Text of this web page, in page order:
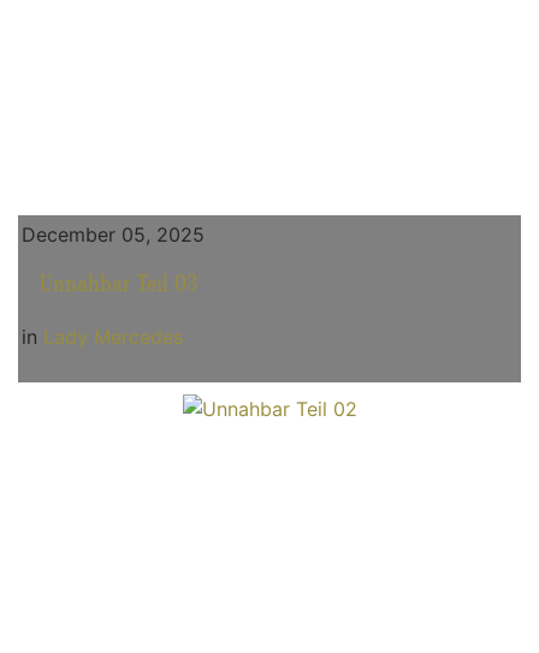
December 05, 2025
Unnahbar Teil 03
in Lady Mercedes